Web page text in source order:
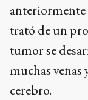
anteriormente
trató de un
tumor se
muchas venas
cerebro.